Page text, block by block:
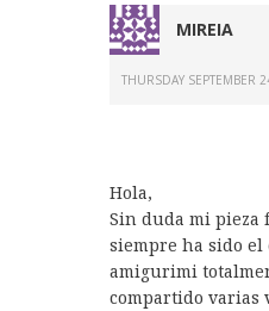
MIREIA
THURSDAY SEPTEMBER
Hola,
Sin duda mi pieza
siempre ha sido el
amigurimi
compartido varias